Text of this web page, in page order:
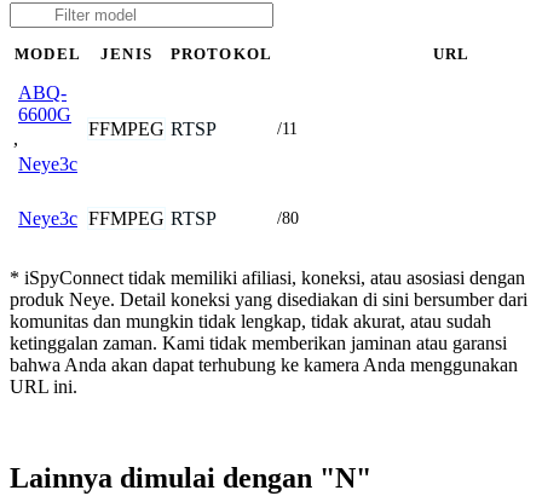
MODEL JENIS PROTOKOL URL
ABQ-
6600G
,
Neye3c
FFMPEG RTSP /11
Neye3c FFMPEG RTSP /80
* iSpyConnect tidak memiliki afiliasi, koneksi, atau asosiasi dengan
produk Neye. Detail koneksi yang disediakan di sini bersumber dari
komunitas dan mungkin tidak lengkap, tidak akurat, atau sudah
ketinggalan zaman. Kami tidak memberikan jaminan atau garansi
bahwa Anda akan dapat terhubung ke kamera Anda menggunakan
URL ini.
Lainnya dimulai dengan "N"